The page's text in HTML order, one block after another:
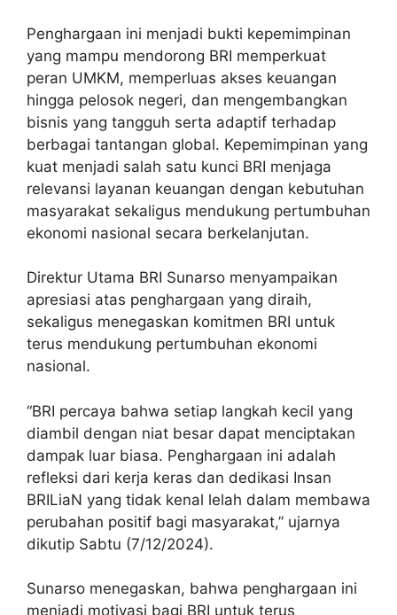
Penghargaan ini menjadi bukti kepemimpinan
yang mampu mendorong BRI memperkuat
peran UMKM, memperluas akses keuangan
hingga pelosok negeri, dan mengembangkan
bisnis yang tangguh serta adaptif terhadap
berbagai tantangan global. Kepemimpinan yang
kuat menjadi salah satu kunci BRI menjaga
relevansi layanan keuangan dengan kebutuhan
masyarakat sekaligus mendukung pertumbuhan
ekonomi nasional secara berkelanjutan.
Direktur Utama BRI Sunarso menyampaikan
apresiasi atas penghargaan yang diraih,
sekaligus menegaskan komitmen BRI untuk
terus mendukung pertumbuhan ekonomi
nasional.
“BRI percaya bahwa setiap langkah kecil yang
diambil dengan niat besar dapat menciptakan
dampak luar biasa. Penghargaan ini adalah
refleksi dari kerja keras dan dedikasi Insan
BRILiaN yang tidak kenal lelah dalam membawa
perubahan positif bagi masyarakat,” ujarnya
dikutip Sabtu (7/12/2024).
Sunarso menegaskan, bahwa penghargaan ini
menjadi motivasi bagi BRI untuk terus